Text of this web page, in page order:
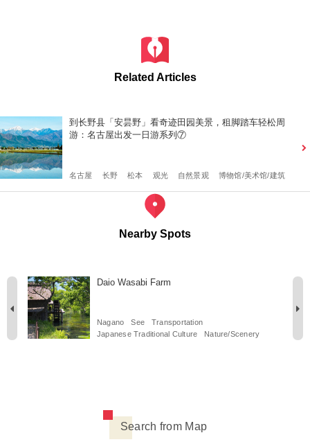
Related Articles
到长野县「安昙野」看奇迹田园美景，租脚踏车轻松周
游：名古屋出发一日游系列⑦
名古屋 长野 松本 观光 自然景观 博物馆/美术馆/建筑
Nearby Spots
Daio Wasabi Farm
Nagano See
Transportation
Japanese Traditional Culture
Nature/Scenery
Search from Map